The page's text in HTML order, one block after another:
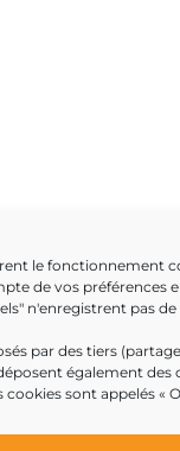
le fonctionnement
de vos préférences
n'enregistrent pas
par des tiers
également des
sont appelés «